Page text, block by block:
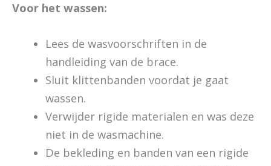
Voor het wassen:
Lees de wasvoorschriften in de
handleiding van de brace.
Sluit klittenbanden voordat je gaat
wassen.
Verwijder rigide materialen en was deze
niet in de wasmachine.
De bekleding en banden van een rigide